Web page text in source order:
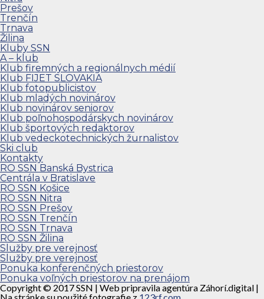
Prešov
Trenčín
Trnava
Žilina
Kluby SSN
A – klub
Klub firemných a regionálnych médií
Klub FIJET SLOVAKIA
Klub fotopublicistov
Klub mladých novinárov
Klub novinárov seniorov
Klub poľnohospodárskych novinárov
Klub športových redaktorov
Klub vedeckotechnických žurnalistov
Ski club
Kontakty
RO SSN Banská Bystrica
Centrála v Bratislave
RO SSN Košice
RO SSN Nitra
RO SSN Prešov
RO SSN Trenčín
RO SSN Trnava
RO SSN Žilina
Služby pre verejnosť
Služby pre verejnosť
Ponuka konferenčných priestorov
Ponuka voľných priestorov na prenájom
Copyright © 2017 SSN | Web pripravila agentúra Záhorí.digital |